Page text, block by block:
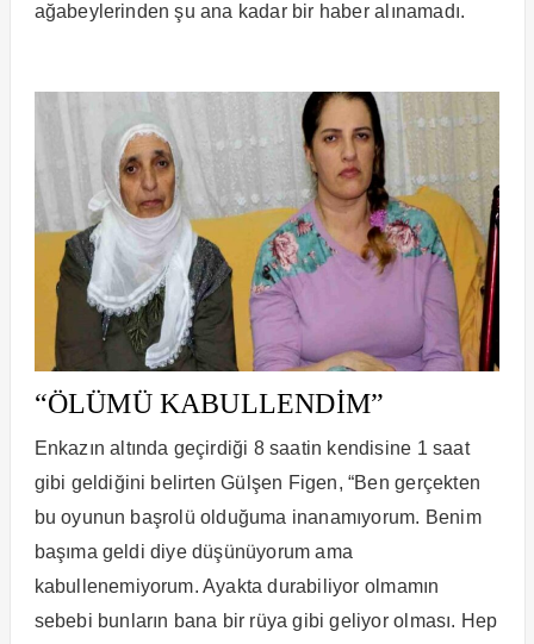
ağabeylerinden şu ana kadar bir haber alınamadı.
“ÖLÜMÜ KABULLENDİM”
Enkazın altında geçirdiği 8 saatin kendisine 1 saat
gibi geldiğini belirten Gülşen Figen, “Ben gerçekten
bu oyunun başrolü olduğuma inanamıyorum. Benim
başıma geldi diye düşünüyorum ama
kabullenemiyorum. Ayakta durabiliyor olmamın
sebebi bunların bana bir rüya gibi geliyor olması. Hep